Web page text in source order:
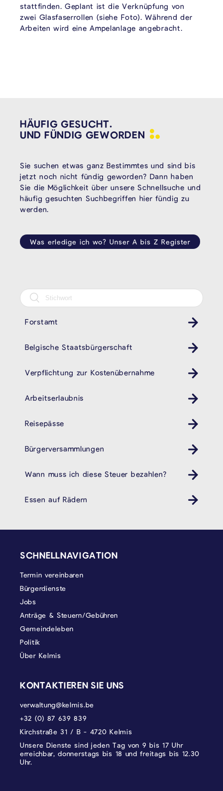
stattfinden. Geplant ist die Verknüpfung von
zwei Glasfaserrollen (siehe Foto). Während der
Arbeiten wird eine Ampelanlage angebracht.
HÄUFIG GESUCHT.
UND FÜNDIG GEWORDEN
Sie suchen etwas ganz Bestimmtes und sind bis
jetzt noch nicht fündig geworden? Dann haben
Sie die Möglichkeit über unsere Schnellsuche und
häufig gesuchten Suchbegriffen hier fündig zu
werden.
Was erledige ich wo? Unser A bis Z Register
Forstamt
Belgische Staatsbürgerschaft
Verpflichtung zur Kostenübernahme
Arbeitserlaubnis
Reisepässe
Bürgerversammlungen
Wann muss ich diese Steuer bezahlen?
Essen auf Rädern
SCHNELLNAVIGATION
Termin vereinbaren
Bürgerdienste
Jobs
Anträge & Steuern/Gebühren
Gemeindeleben
Politik
Über Kelmis
KONTAKTIEREN SIE UNS
verwaltung@kelmis.be
+32 (0) 87 639 839
Kirchstraße 31 / B - 4720 Kelmis
Unsere Dienste sind jeden Tag von 9 bis 17 Uhr
erreichbar, donnerstags bis 18 und freitags bis 12.30
Uhr.